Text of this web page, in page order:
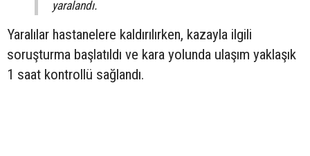
yaralandı.
Yaralılar hastanelere kaldırılırken, kazayla ilgili
soruşturma başlatıldı ve kara yolunda ulaşım yaklaşık
1 saat kontrollü sağlandı.